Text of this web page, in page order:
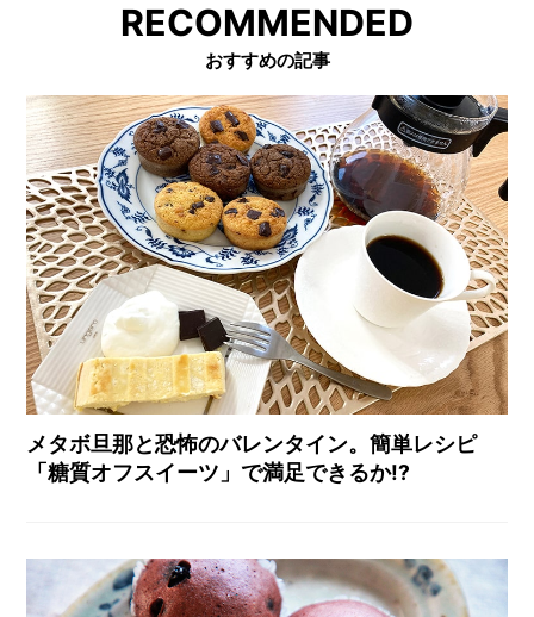
RECOMMENDED
おすすめの記事
メタボ旦那と恐怖のバレンタイン。簡単レシピ
「糖質オフスイーツ」で満足できるか!?